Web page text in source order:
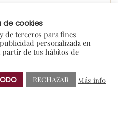
de cookies
de terceros para fines
personalizada en
partir de tus hábitos de
RECHAZAR Más info